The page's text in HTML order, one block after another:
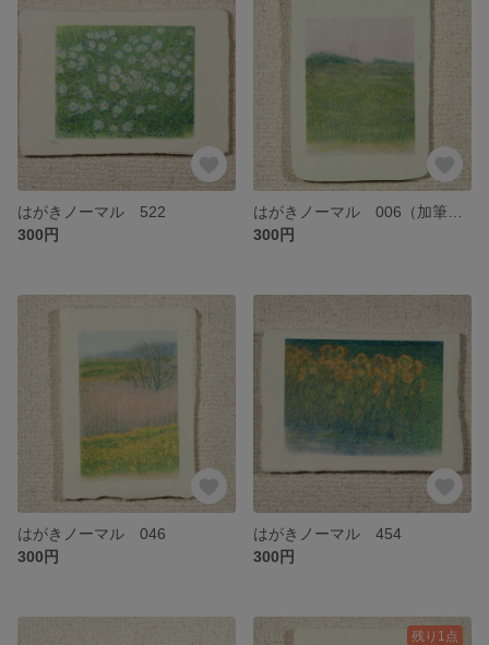
はがきノーマル 522
300円
300円
はがきノーマル 046
300円
はがきノーマル 454
300円
残り1点